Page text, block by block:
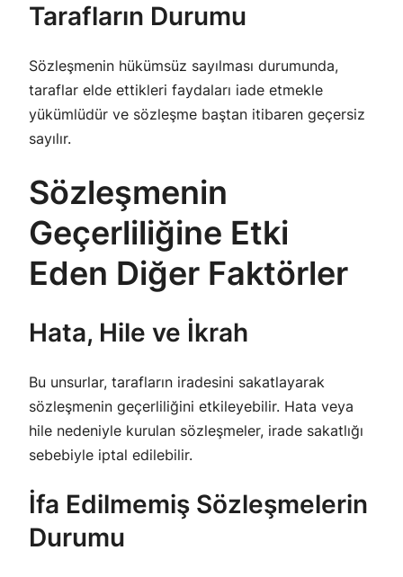
Tarafların Durumu
Sözleşmenin hükümsüz sayılması durumunda,
taraflar elde ettikleri faydaları iade etmekle
yükümlüdür ve sözleşme baştan itibaren geçersiz
sayılır.
Sözleşmenin
Geçerliliğine Etki
Eden Diğer Faktörler
Hata, Hile ve İkrah
Bu unsurlar, tarafların iradesini sakatlayarak
sözleşmenin geçerliliğini etkileyebilir. Hata veya
hile nedeniyle kurulan sözleşmeler, irade sakatlığı
sebebiyle iptal edilebilir.
İfa Edilmemiş Sözleşmelerin
Durumu